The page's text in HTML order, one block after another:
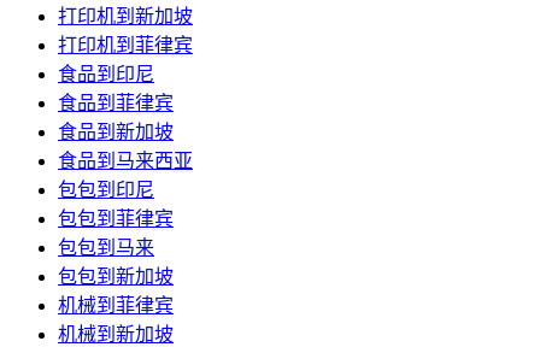
打印机到新加坡
打印机到菲律宾
食品到印尼
食品到菲律宾
食品到新加坡
食品到马来西亚
包包到印尼
包包到菲律宾
包包到马来
包包到新加坡
机械到菲律宾
机械到新加坡